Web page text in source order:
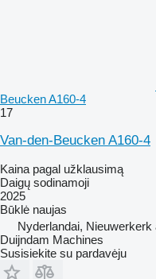
Beucken A160-4
17
Van-den-Beucken A160-4
Kaina pagal užklausimą
Daigų sodinamoji
2025
Būklė naujas
Nyderlandai,
Duijndam Machines
Susisiekite su pardavėju